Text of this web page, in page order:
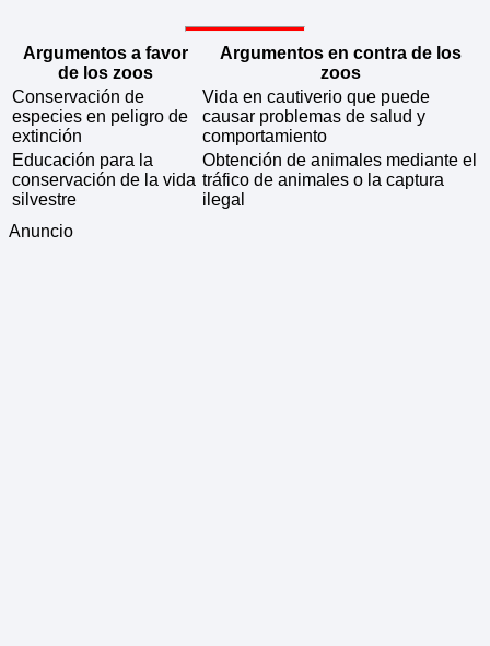
Argumentos a favor
de los zoos
Argumentos en contra de los
zoos
Conservación de
especies en peligro de
extinción
Vida en cautiverio que puede
causar problemas de salud y
comportamiento
Educación para la
conservación de la vida
silvestre
Obtención de animales mediante el
tráfico de animales o la captura
ilegal
Anuncio